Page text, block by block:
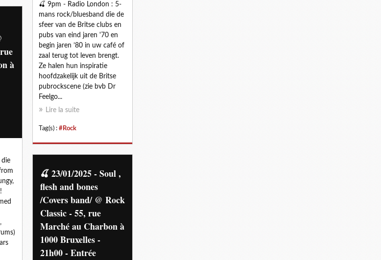
🍒 9pm - Radio London : 5-
mans rock/bluesband die de
sfeer van de Britse clubs en
pubs van eind jaren '70 en
begin jaren ’80 in uw café of
zaal terug tot leven brengt.
Ze halen hun inspiratie
hoofdzakelijk uit de Britse
pubrockscene (zie bvb Dr
Feelgo...
Lire la suite
Tag(s) : #Rock
à
die
🍒 23/01/2025 - Soul ,
flesh and bones
/Covers band/ @ Rock
Classic - 55, rue
Marché au Charbon à
1000 Bruxelles -
21h00 - Entrée